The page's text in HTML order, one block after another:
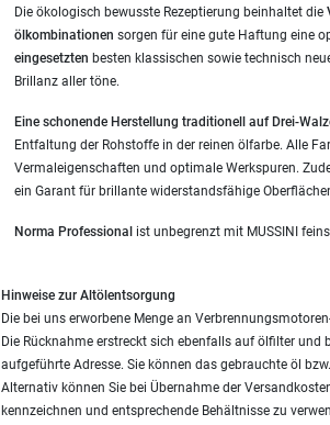
Die ökologisch bewusste Rezeptierung beinhaltet die
ölkombinationen sorgen für eine gute Haftung eine
eingesetzten besten klassischen sowie technisch
Brillanz aller töne.
Eine schonende Herstellung traditionell auf Drei-
Entfaltung der Rohstoffe in der reinen ölfarbe. Alle
Vermaleigenschaften und optimale Werkspuren.
ein Garant für brillante widerstandsfähige
Norma Professional ist unbegrenzt mit MUSSINI
Hinweise zur Altölentsorgung
Die bei uns erworbene Menge an
Die Rücknahme erstreckt sich ebenfalls auf ölfilter
aufgeführte Adresse. Sie können das gebrauchte öl
Alternativ können Sie bei Übernahme der
kennzeichnen und entsprechende Behältnisse zu